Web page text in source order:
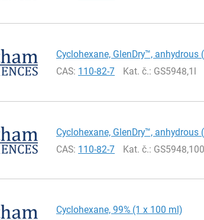
Cyclohexane, GlenDry™, anhydrous
CAS: 110-82-7 Kat. č.: GS5948,1l
Cyclohexane, GlenDry™, anhydrous
CAS: 110-82-7 Kat. č.:
Cyclohexane, 99% (1 x 100 ml)